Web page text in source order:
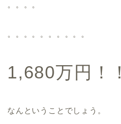
。。。。
。。。。。。。。。。
1,680万円！！
なんということでしょう。